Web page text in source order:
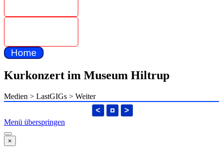
Home
Kurkonzert im Museum Hiltrup
Medien > LastGIGs > Weiter
<
>
Menü überspringen
×